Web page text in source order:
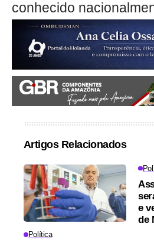
conhecido
Artigos Relacionados
Política
e
de